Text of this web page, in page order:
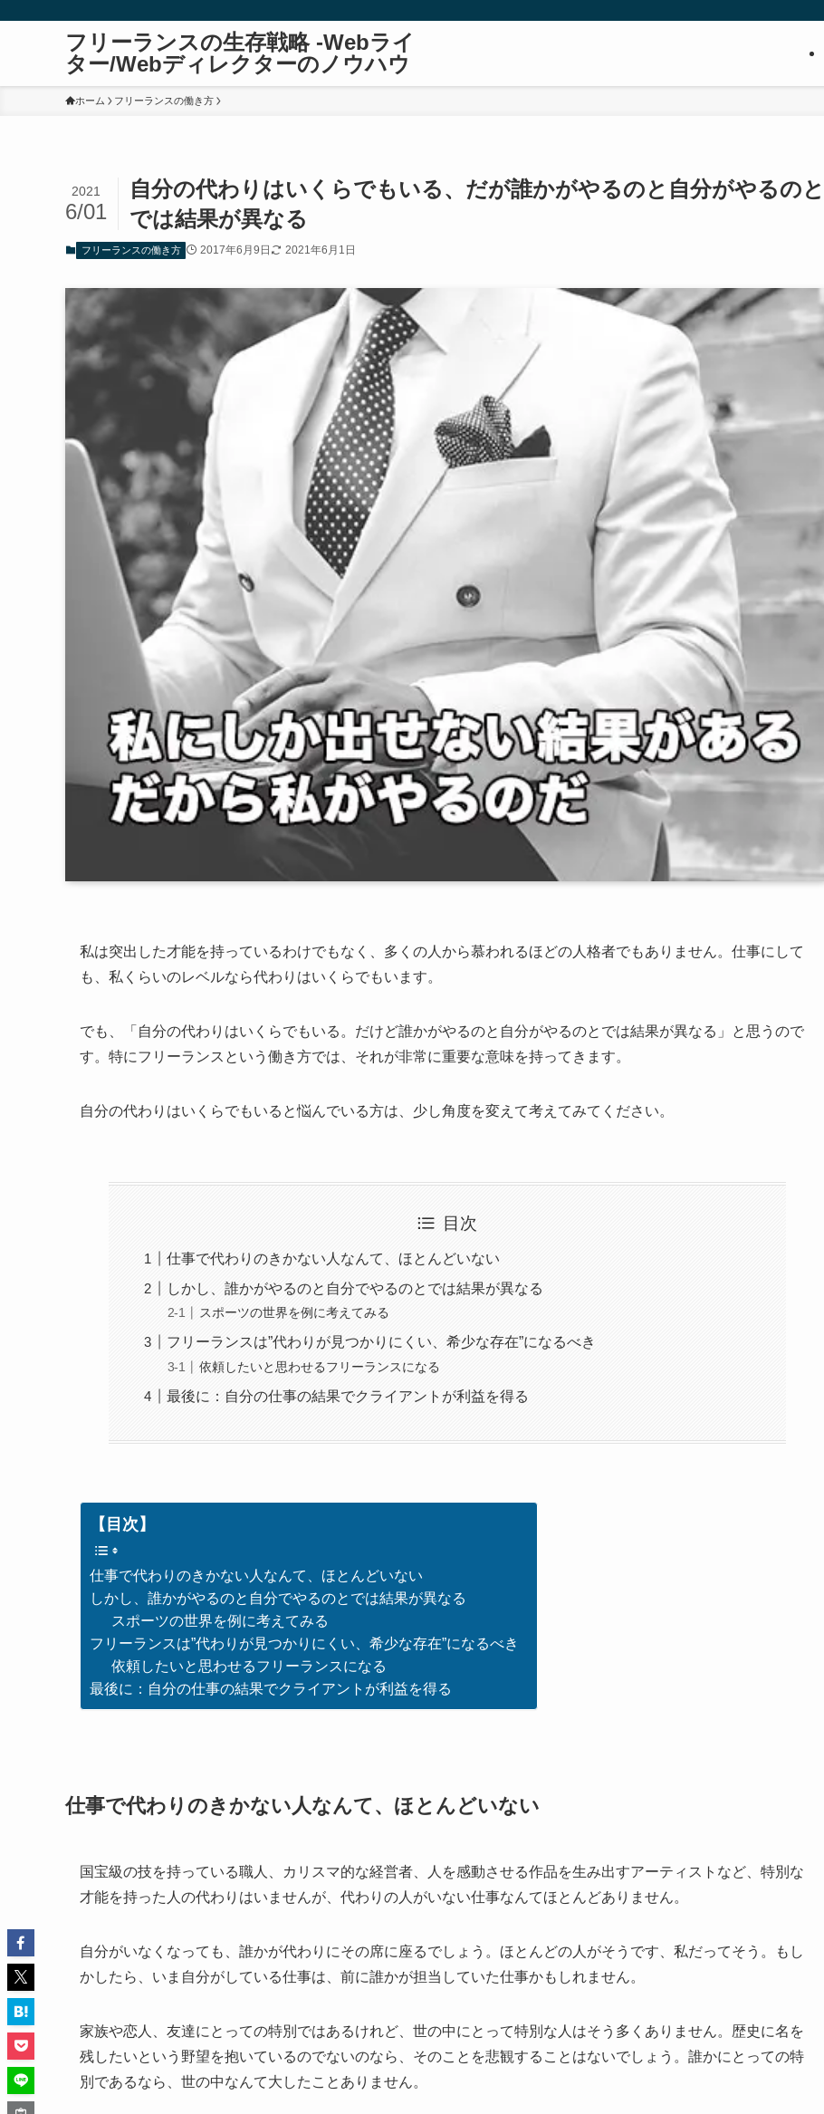
フリーランスの生存戦略 -Webライ
ター/Webディレクターのノウハウ
ホーム フリーランスの働き方
自分の代わりはいくらでもいる、だが誰かがやるのと自分がやるのと
では結果が異なる
2021
6/01
フリーランスの働き方 2017年6月9日 2021年6月1日
私は突出した才能を持っているわけでもなく、多くの人から慕われるほどの人格者でもありません。仕事にして
も、私くらいのレベルなら代わりはいくらでもいます。
でも、「自分の代わりはいくらでもいる。だけど誰かがやるのと自分がやるのとでは結果が異なる」と思うので
す。特にフリーランスという働き方では、それが非常に重要な意味を持ってきます。
自分の代わりはいくらでもいると悩んでいる方は、少し角度を変えて考えてみてください。
目次
仕事で代わりのきかない人なんて、ほとんどいない
しかし、誰かがやるのと自分でやるのとでは結果が異なる
スポーツの世界を例に考えてみる
フリーランスは”代わりが見つかりにくい、希少な存在”になるべき
依頼したいと思わせるフリーランスになる
最後に：自分の仕事の結果でクライアントが利益を得る
【目次】
仕事で代わりのきかない人なんて、ほとんどいない
しかし、誰かがやるのと自分でやるのとでは結果が異なる
スポーツの世界を例に考えてみる
フリーランスは”代わりが見つかりにくい、希少な存在”になるべき
依頼したいと思わせるフリーランスになる
最後に：自分の仕事の結果でクライアントが利益を得る
仕事で代わりのきかない人なんて、ほとんどいない
国宝級の技を持っている職人、カリスマ的な経営者、人を感動させる作品を生み出すアーティストなど、特別な
才能を持った人の代わりはいませんが、 代わりの人がいない仕事なんてほとんどありません。
自分がいなくなっても、誰かが代わりにその席に座るでしょう。ほとんどの人がそうです、私だってそう。もし
かしたら、 いま自分がしている仕事は、前に誰かが担当していた仕事かもしれません。
家族や恋人、友達にとっての特別ではあるけれど、世の中にとって特別な人はそう多くありません。歴史に名を
残したいという野望を抱いているのでないのなら、そのことを悲観することはないでしょう。誰かにとっての特
別であるなら、世の中なんて大したことありません。